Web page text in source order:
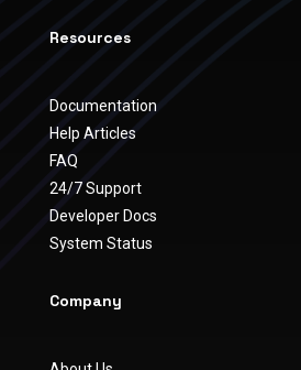
Resources
Documentation
Help Articles
FAQ
24/7 Support
Developer Docs
System Status
Company